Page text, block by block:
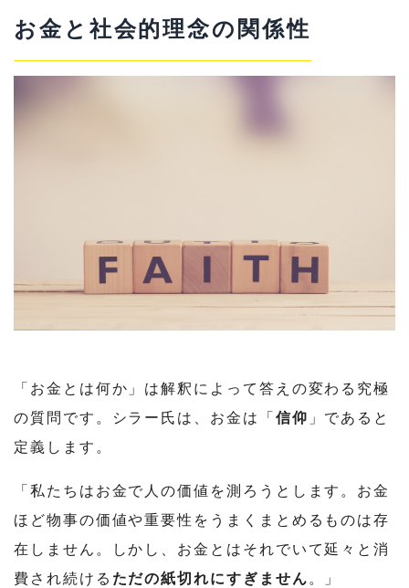
1-5 仮想通貨
2 「分散型」ブーム
お金と社会的理念の関係性
「お金とは何か」は解釈によって答えの変わる究極
の質問です。シラー氏は、お金は「信仰 」であると
定義します。
「私たちはお金で人の価値を測ろうとします。お金
ほど物事の価値や重要性をうまくまとめるものは存
在しません。しかし、お金とはそれでいて延々と消
費され続ける ただの紙切れにすぎません 。」